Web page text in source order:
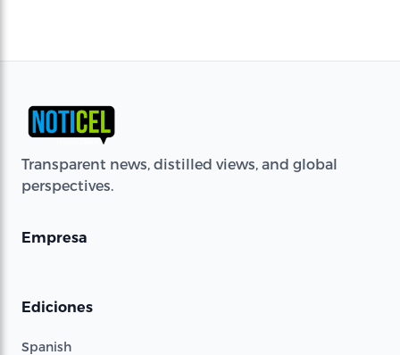
Transparent news, distilled views, and global
perspectives.
Empresa
Ediciones
Spanish